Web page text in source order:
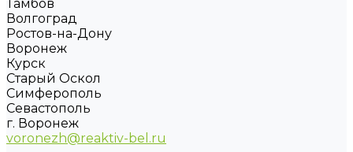
Тамбов
Волгоград
Ростов-на-Дону
Воронеж
Курск
Старый Оскол
Симферополь
Севастополь
г. Воронеж
voronezh@reaktiv-bel.ru